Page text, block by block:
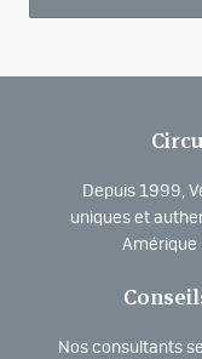
Depuis 1999,
uniques et
Amérique
Nos consultants